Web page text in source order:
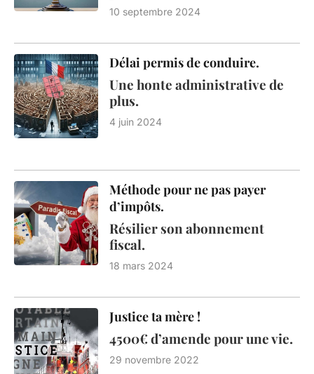
10 septembre 2024
Délai permis de conduire.
Une honte administrative de
plus.
4 juin 2024
Méthode pour ne pas payer
d’impôts.
Résilier son abonnement
fiscal.
18 mars 2024
Justice ta mère !
4500€ d’amende pour une vie.
29 novembre 2022